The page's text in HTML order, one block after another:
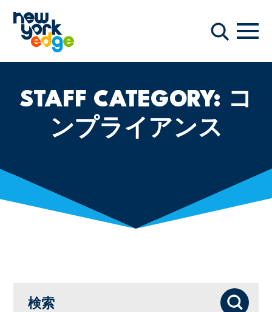
検索
ナ
STAFF CATEGORY: コ
ンプライアンス
検索 検索